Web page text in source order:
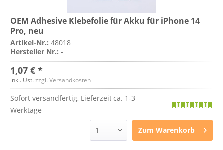
OEM Adhesive Klebefolie für Akku für iPhone 14
Pro, neu
Artikel-Nr.:48018
Hersteller Nr.:-
1,07 € *
inkl. Ust.zzgl. Versandkosten
Sofort versandfertig, Lieferzeit ca. 1-3
Werktage
Zum Warenkorb